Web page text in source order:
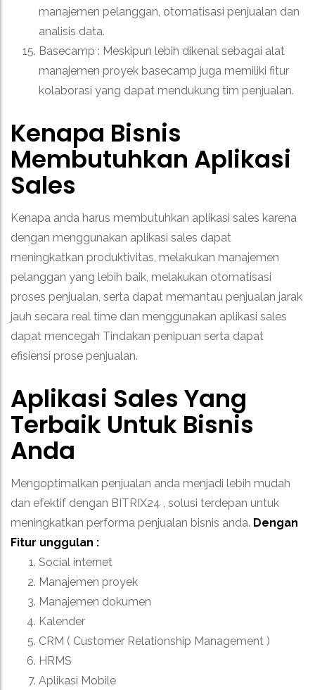
manajemen pelanggan, otomatisasi penjualan dan
analisis data.
Basecamp : Meskipun lebih dikenal sebagai alat
manajemen proyek basecamp juga memiliki fitur
kolaborasi yang dapat mendukung tim penjualan.
Kenapa Bisnis
Membutuhkan Aplikasi
Sales
Kenapa anda harus membutuhkan aplikasi sales karena
dengan menggunakan aplikasi sales dapat
meningkatkan produktivitas, melakukan manajemen
pelanggan yang lebih baik, melakukan otomatisasi
proses penjualan, serta dapat memantau penjualan jarak
jauh secara real time dan menggunakan aplikasi sales
dapat mencegah Tindakan penipuan serta dapat
efisiensi prose penjualan.
Aplikasi Sales Yang
Terbaik Untuk Bisnis
Anda
Mengoptimalkan penjualan anda menjadi lebih mudah
dan efektif dengan BITRIX24 , solusi terdepan untuk
meningkatkan performa penjualan bisnis anda. Dengan
Fitur unggulan :
Social internet
Manajemen proyek
Manajemen dokumen
Kalender
CRM ( Customer Relationship Management )
HRMS
Aplikasi Mobile